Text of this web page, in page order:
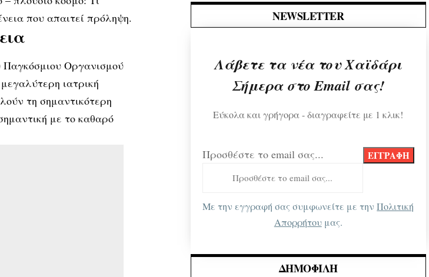
που απαιτεί πρόληψη.
Οργανισμού
ιατρική
τη σημαντικότερη
με το καθαρό
NEWSLETTER
Λάβετε τα νέα του Χαϊδάρι
Σήμερα στο Email σας!
Εύκολα και γρήγορα - διαγραφείτε με 1 κλικ!
Προσθέστε το email σας...
Με την εγγραφή σας συμφωνείτε με τηνΠολιτική
Απορρήτουμας.
ΔΗΜΟΦΙΛΉ